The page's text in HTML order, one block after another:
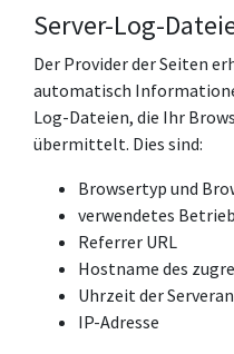
Server-Log-
Der Provider der Seiten
automatisch
Log-Dateien, die Ihr
übermittelt. Dies sind:
Browsertyp und
verwendetes
Referrer URL
Hostname des
Uhrzeit der
IP-Adresse